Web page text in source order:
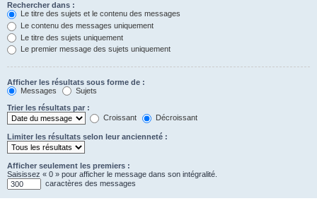
Rechercher dans :
Le titre des sujets et le contenu des messages
Le contenu des messages uniquement
Le titre des sujets uniquement
Le premier message des sujets uniquement
Afficher les résultats sous forme de :
Messages
Sujets
Trier les résultats par :
Croissant
Décroissant
Limiter les résultats selon leur ancienneté :
Afficher seulement les premiers :
Saisissez « 0 » pour afficher le message dans son intégralité.
caractères des messages